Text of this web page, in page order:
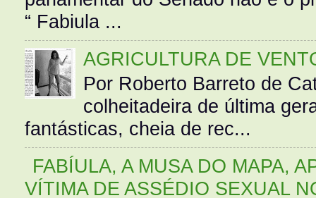
“ Fabiula ...
AGRICULTURA DE
Por Roberto Barreto de
colheitadeira de última
fantásticas, cheia de rec...
FABÍULA, A MUSA DO MAPA,
VÍTIMA DE ASSÉDIO SEXUAL